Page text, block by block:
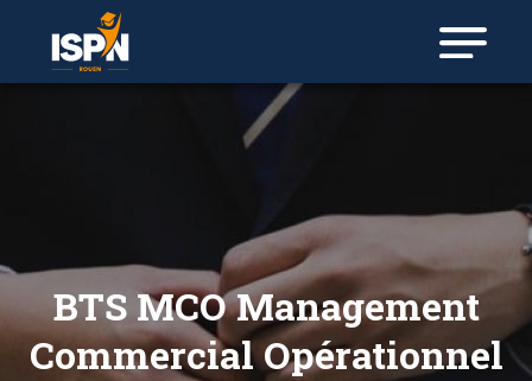
BTS MCO Management
Commercial Opérationnel